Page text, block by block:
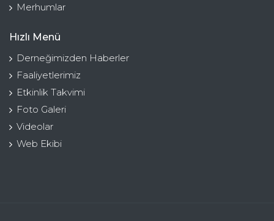
Merhumlar
Hızlı Menü
Derneğimizden Haberler
Faaliyetlerimiz
Etkinlik Takvimi
Foto Galeri
Videolar
Web Ekibi